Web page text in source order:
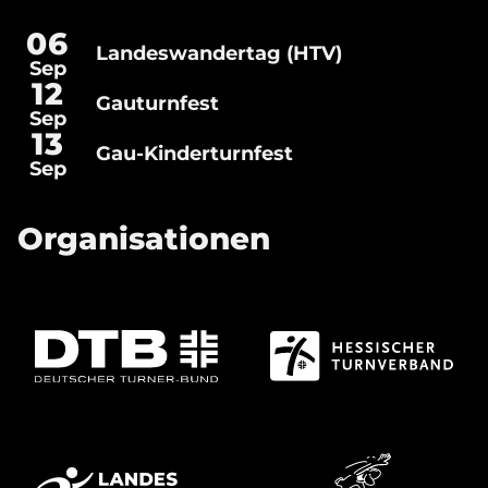
06
Sep
Landeswandertag (HTV)
Landeswandertag
(HTV)
12
Sep
Gauturnfest
Gauturnfest
13
Sep
Gau-Kinderturnfest
Gau-
Kinderturnfest
Organisationen